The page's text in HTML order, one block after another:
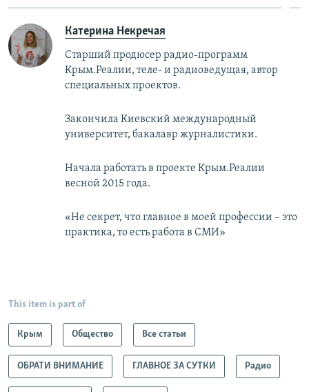
Катерина Некречая
Старший продюсер радио-программ
Крым.Реалии, теле- и радиоведущая, автор
специальных проектов.
Закончила Киевский международный
университет, бакалавр журналистики.
Начала работать в проекте Крым.Реалии
весной 2015 года.
«Не секрет, что главное в моей профессии – это
практика, то есть работа в СМИ»
This item is part of
Крым Общество Все статьи
ОБРАТИ ВНИМАНИЕ ГЛАВНОЕ ЗА СУТКИ Радио